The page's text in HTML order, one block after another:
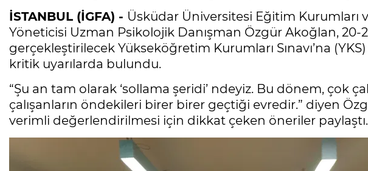
İSTANBUL (İGFA) - Üsküdar Üniversitesi Eğitim Kurumları
Yöneticisi Uzman Psikolojik Danışman Özgür Akoğlan, 20-
gerçekleştirilecek Yükseköğretim Kurumları Sınavı’na
kritik uyarılarda bulundu.
“Şu an tam olarak ‘sollama şeridi’ ndeyiz. Bu dönem, çok
çalışanların öndekileri birer birer geçtiği evredir.” diyen
verimli değerlendirilmesi için dikkat çeken öneriler paylaştı.